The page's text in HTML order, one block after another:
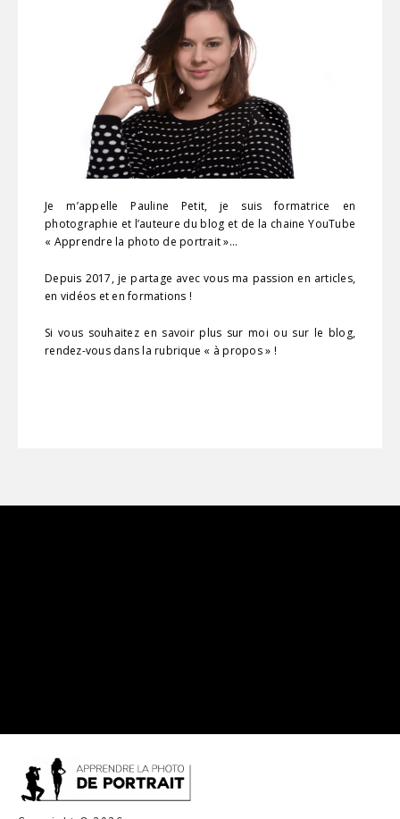
Je m’appelle Pauline Petit, je suis formatrice en
photographie et l’auteure du blog et de la chaine YouTube
« Apprendre la photo de portrait »…
Depuis 2017, je partage avec vous ma passion en articles,
en vidéos et en formations !
Si vous souhaitez en savoir plus sur moi ou sur le blog,
rendez-vous dans la rubrique « à propos » !